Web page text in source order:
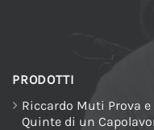
PRODOTTI
Riccardo Muti Prova
Quinte di un